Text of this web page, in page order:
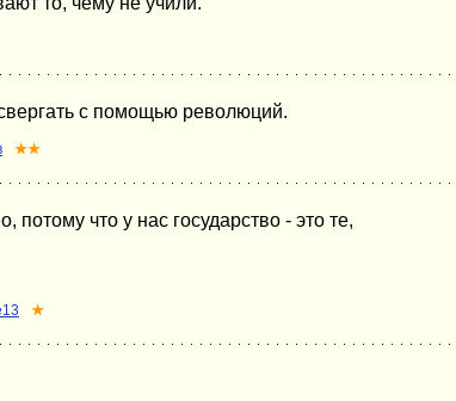
с помощью революций.
★★
что у нас государство - это те,
★